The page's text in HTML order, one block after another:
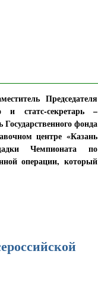
Председателя
и статс-секретарь –
фонда
центре «Казань
Чемпионата по
операции, который